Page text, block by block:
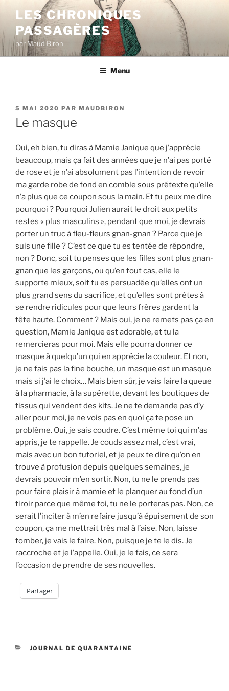
contenu
principal
LES CHRONIQUES
PASSAGÈRES
par Maud Biron
Menu
PUBLIÉ
LE
5 MAI 2020 PAR MAUDBIRON
Le masque
Oui, eh bien, tu diras à Mamie Janique que j’apprécie
beaucoup, mais ça fait des années que je n’ai pas porté
de rose et je n’ai absolument pas l’intention de revoir
ma garde robe de fond en comble sous prétexte qu’elle
n’a plus que ce coupon sous la main. Et tu peux me dire
pourquoi ? Pourquoi Julien aurait le droit aux petits
restes « plus masculins », pendant que moi, je devrais
porter un truc à fleu-fleurs gnan-gnan ? Parce que je
suis une fille ? C’est ce que tu es tentée de répondre,
non ? Donc, soit tu penses que les filles sont plus gnan-
gnan que les garçons, ou qu’en tout cas, elle le
supporte mieux, soit tu es persuadée qu’elles ont un
plus grand sens du sacrifice, et qu’elles sont prêtes à
se rendre ridicules pour que leurs frères gardent la
tête haute. Comment ? Mais oui, je ne remets pas ça en
question, Mamie Janique est adorable, et tu la
remercieras pour moi. Mais elle pourra donner ce
masque à quelqu’un qui en apprécie la couleur. Et non,
je ne fais pas la fine bouche, un masque est un masque
mais si j’ai le choix… Mais bien sûr, je vais faire la queue
à la pharmacie, à la supérette, devant les boutiques de
tissus qui vendent des kits. Je ne te demande pas d’y
aller pour moi, je ne vois pas en quoi ça te pose un
problème. Oui, je sais coudre. C’est même toi qui m’as
appris, je te rappelle. Je couds assez mal, c’est vrai,
mais avec un bon tutoriel, et je peux te dire qu’on en
trouve à profusion depuis quelques semaines, je
devrais pouvoir m’en sortir. Non, tu ne le prends pas
pour faire plaisir à mamie et le planquer au fond d’un
tiroir parce que même toi, tu ne le porteras pas. Non, ce
serait l’inciter à m’en refaire jusqu’à épuisement de son
coupon, ça me mettrait très mal à l’aise. Non, laisse
tomber, je vais le faire. Non, puisque je te le dis. Je
raccroche et je l’appelle. Oui, je le fais, ce sera
l’occasion de prendre de ses nouvelles.
Partager
CATÉGORIES
JOURNAL DE QUARANTAINE